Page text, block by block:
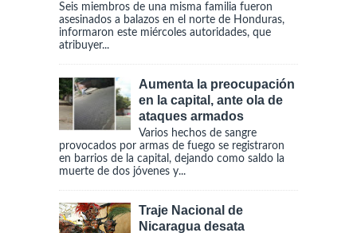
Seis miembros de una misma familia fueron
asesinados a balazos en el norte de Honduras,
informaron este miércoles autoridades, que
atribuyer...
Aumenta la preocupación
en la capital, ante ola de
ataques armados
Varios hechos de sangre
provocados por armas de fuego se registraron
en barrios de la capital, dejando como saldo la
muerte de dos jóvenes y...
Traje Nacional de
Nicaragua desata